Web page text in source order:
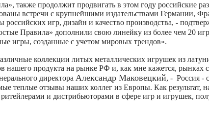
также продолжит продвигать в этом году российские
встречи с крупнейшими издательствами Германии,
игр, дизайн и качество производства, -
Правила» дополнили свою линейку из более чем 20
игры, созданные с учетом мировых трендов».
коллекции литых металлических игрушек из
нашего продукта на рынке РФ и, как мне кажется, рынках
директора Александр Маковецкий, - Россия -
теплые отзывы наших коллег из Европы. Как результат,
и дистрибьюторами в сфере игр и игрушек,